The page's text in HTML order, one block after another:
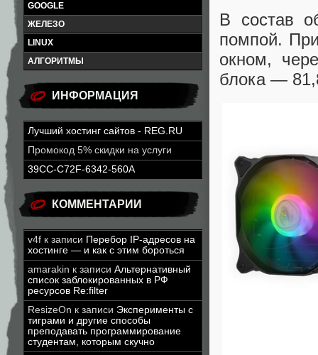
GOOGLE
ЖЕЛЕЗО
LINUX
АЛГОРИТМЫ
ИНФОРМАЦИЯ
Лучший хостинг сайтов - REG.RU
Промокод 5% скидки на услуги
39CC-C72F-6342-560A
КОММЕНТАРИИ
v4f к записи Перебор IP-адресов на
хостинге — и как с этим бороться
amarakin к записи Альтернативный
список заблокированных в РФ
ресурсов Re:filter
ResizeOn к записи Эксперименты с
тиграми и другие способы
преподавать программирование
студентам, которым скучно
В состав
помпой.
окном,
блока —